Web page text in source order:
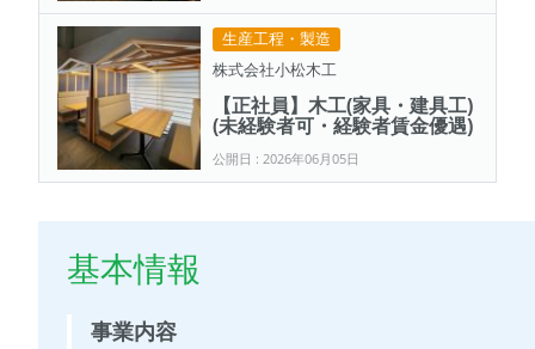
生産工程・製造
株式会社小松木工
【正社員】木工(家具・建具工)
(未経験者可・経験者賃金優遇)
公開日 : 2026年06月05日
基本情報
事業内容